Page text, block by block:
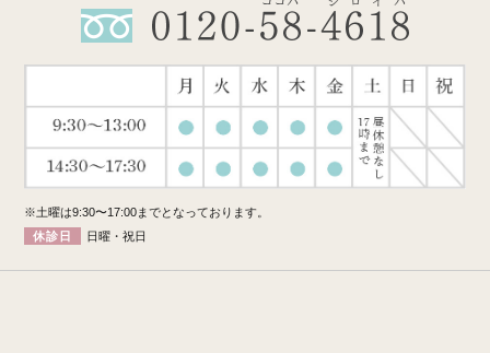
※土曜は9:30〜17:00までとなっております。
休診日
日曜・祝日